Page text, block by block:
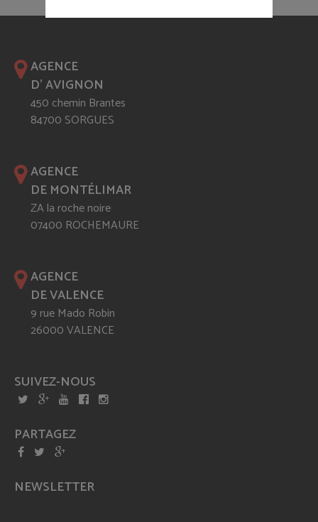
AGENCE
D' AVIGNON
450 chemin Brantes
84700 SORGUES
AGENCE
DE MONTÉLIMAR
ZA la roche noire
07400 ROCHEMAURE
AGENCE
DE VALENCE
9 rue Mado Robin
26000 VALENCE
SUIVEZ-NOUS
PARTAGEZ
NEWSLETTER